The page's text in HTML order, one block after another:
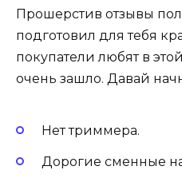
Прошерстив отзывы
подготовил для тебя
покупатели любят в
очень зашло. Давай
Нет триммера.
Дорогие сменные